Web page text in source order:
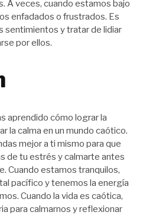
A veces, cuando estamos bajo
enfadados o frustrados. Es
y tratar de lidiar
por ellos.
aprendido cómo lograr la
la calma en un mundo caótico.
mejor a ti mismo para que
de tu estrés y calmarte antes
Cuando estamos tranquilos,
pacífico y tenemos la energía
Cuando la vida es caótica,
para calmarnos y reflexionar